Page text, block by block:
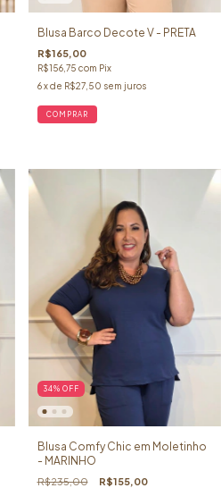
Blusa Barco Decote V - PRETA
R$165,00
R$156,75 com Pix
6 x de R$27,50 sem juros
COMPRAR
34% OFF
Blusa Comfy Chic em Moletinho
- MARINHO
R$235,00 R$155,00